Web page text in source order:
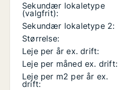
Sekundær lokaletype
(valgfrit):
Sekundær lokaletype 2:
Størrelse:
Leje per år ex. drift:
Leje per måned ex. drift:
Leje per m2 per år ex.
drift: